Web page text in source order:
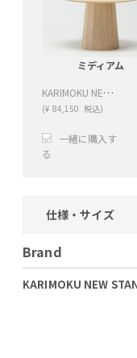
ミディアム
KARIMOKU NEW STANDARD (カリモクニュースタンダード) COLOUR WOOD PLAIN テーブル
(¥ 84,150 税込)
一緒に購入す
る
仕様・サイズ
Brand
KARIMOKU NEW